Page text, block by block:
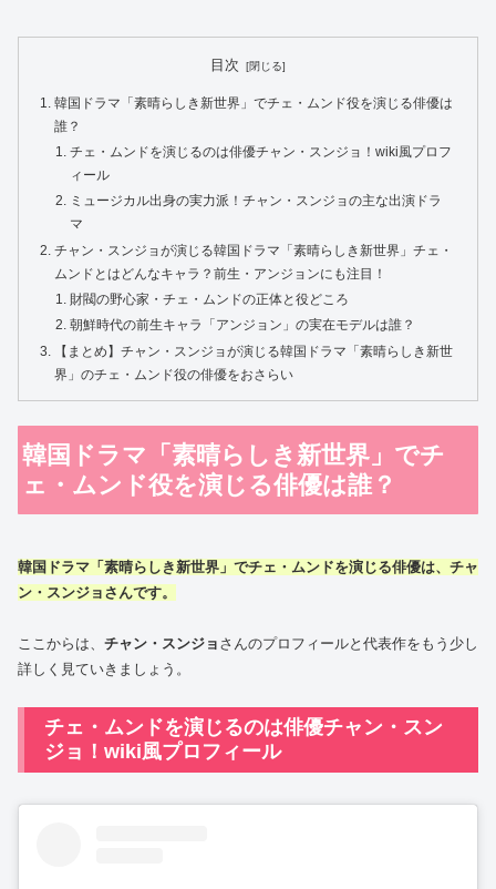
目次
韓国ドラマ「素晴らしき新世界」でチェ・ムンド役を演じる俳優は
誰？
チェ・ムンドを演じるのは俳優チャン・スンジョ！wiki風プロフ
ィール
ミュージカル出身の実力派！チャン・スンジョの主な出演ドラ
マ
チャン・スンジョが演じる韓国ドラマ「素晴らしき新世界」チェ・
ムンドとはどんなキャラ？前生・アンジョンにも注目！
財閥の野心家・チェ・ムンドの正体と役どころ
朝鮮時代の前生キャラ「アンジョン」の実在モデルは誰？
【まとめ】チャン・スンジョが演じる韓国ドラマ「素晴らしき新世
界」のチェ・ムンド役の俳優をおさらい
韓国ドラマ「素晴らしき新世界」でチ
ェ・ムンド役を演じる俳優は誰？
韓国ドラマ「素晴らしき新世界」 でチェ・ムンドを演じる俳優は、 チャ
ン・スンジョ さんです。
ここからは、 チャン・スンジョ さんのプロフィールと代表作をもう少し
詳しく見ていきましょう。
チェ・ムンドを演じるのは俳優チャン・スン
ジョ！wiki風プロフィール